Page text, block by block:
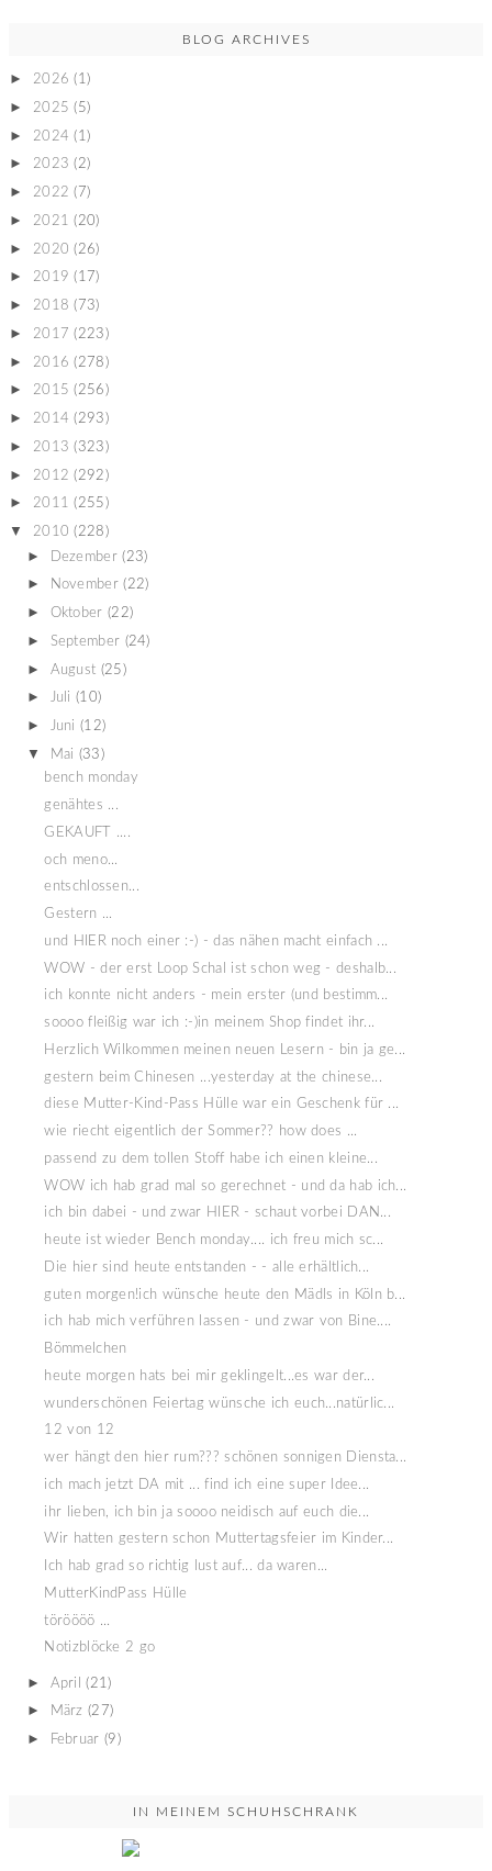
BLOG ARCHIVES
► 2026 (1)
► 2025 (5)
► 2024 (1)
► 2023 (2)
► 2022 (7)
► 2021 (20)
► 2020 (26)
► 2019 (17)
► 2018 (73)
► 2017 (223)
► 2016 (278)
► 2015 (256)
► 2014 (293)
► 2013 (323)
► 2012 (292)
► 2011 (255)
▼ 2010 (228)
► Dezember (23)
► November (22)
► Oktober (22)
► September (24)
► August (25)
► Juli (10)
► Juni (12)
▼ Mai (33)
bench monday
genähtes ...
GEKAUFT ....
och meno...
entschlossen...
Gestern ...
und HIER noch einer :-) - das nähen macht einfach ...
WOW - der erst Loop Schal ist schon weg - deshalb...
ich konnte nicht anders - mein erster (und bestimm...
soooo fleißig war ich :-)in meinem Shop findet ihr...
Herzlich Wilkommen meinen neuen Lesern - bin ja ge...
gestern beim Chinesen ...yesterday at the chinese...
diese Mutter-Kind-Pass Hülle war ein Geschenk für ...
wie riecht eigentlich der Sommer?? how does ...
passend zu dem tollen Stoff habe ich einen kleine...
WOW ich hab grad mal so gerechnet - und da hab ich...
ich bin dabei - und zwar HIER - schaut vorbei DAN...
heute ist wieder Bench monday.... ich freu mich sc...
Die hier sind heute entstanden - - alle erhältlich...
guten morgen!ich wünsche heute den Mädls in Köln b...
ich hab mich verführen lassen - und zwar von Bine....
Bömmelchen
heute morgen hats bei mir geklingelt...es war der...
wunderschönen Feiertag wünsche ich euch...natürlic...
12 von 12
wer hängt den hier rum??? schönen sonnigen Diensta...
ich mach jetzt DA mit ... find ich eine super Idee...
ihr lieben, ich bin ja soooo neidisch auf euch die...
Wir hatten gestern schon Muttertagsfeier im Kinder...
Ich hab grad so richtig lust auf... da waren...
MutterKindPass Hülle
töröööö ...
Notizblöcke 2 go
► April (21)
► März (27)
► Februar (9)
IN MEINEM SCHUHSCHRANK